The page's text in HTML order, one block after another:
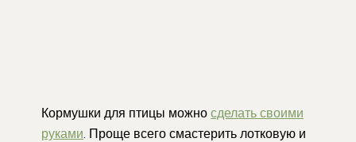
Кормушки для птицы можно сделать своими
руками . Проще всего смастерить лотковую и